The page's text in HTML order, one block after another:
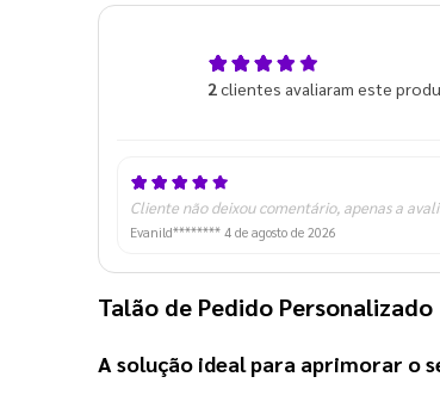
2 clientes avaliaram este
Cliente não deixou comentário, apenas a
Evanild******** 4 de agosto de 2026
Talão de Pedido Personalizado
A solução ideal para aprimorar o